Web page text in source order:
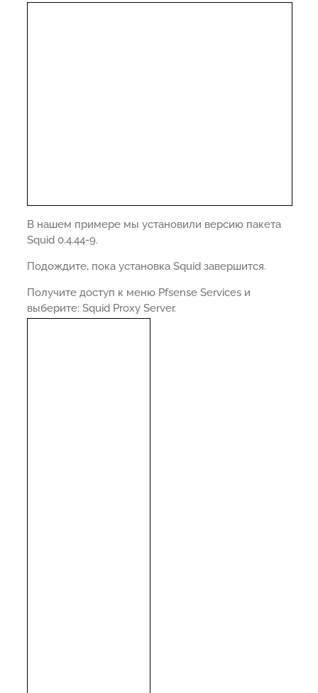
В нашем примере мы установили версию пакета
Squid 0.4.44-9.
Подождите, пока установка Squid завершится.
Получите доступ к меню Pfsense Services и
выберите: Squid Proxy Server.